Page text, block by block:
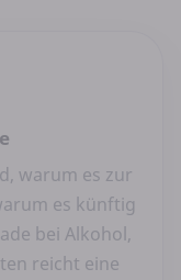
warum es zur
es künftig
bei Alkohol,
reicht eine